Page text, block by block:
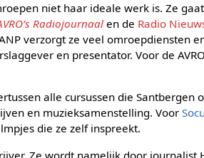
niet haar ideale werk is. Ze
Radiojournaal en de Radio
verzorgt ze veel omroepdiensten
en presentator. Voor de
alle cursussen die Santbergen
en muzieksamenstelling. Voor
die ze zelf inspreekt.
Ze wordt namelijk door journalist